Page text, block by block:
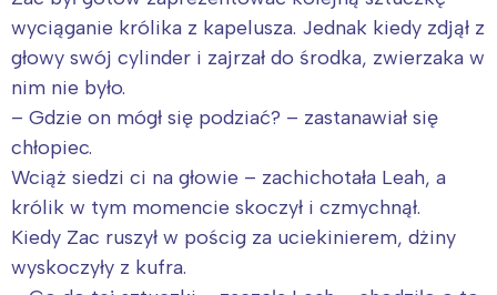
wyciąganie królika z kapelusza. Jednak kiedy zdjął z
głowy swój cylinder i zajrzał do środka, zwierzaka w
nim nie było.
– Gdzie on mógł się podziać? – zastanawiał się
chłopiec.
Wciąż siedzi ci na głowie – zachichotała Leah, a
królik w tym momencie skoczył i czmychnął.
Kiedy Zac ruszył w pościg za uciekinierem, dżiny
wyskoczyły z kufra.